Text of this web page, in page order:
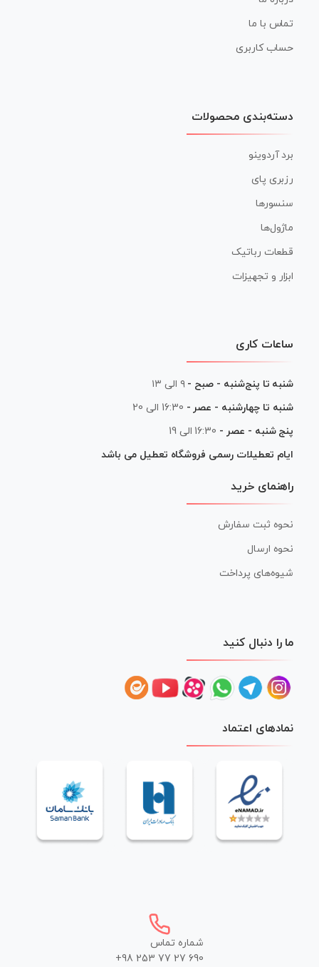
تماس با ما
حساب کاربری
دسته‌بندی محصولات
برد آردوینو
رزبری پای
سنسورها
ماژول‌ها
قطعات رباتیک
ابزار و تجهیزات
ساعات کاری
شنبه تا پنج‌شنبه - صبح - ۹ الی ۱۳
شنبه تا چهارشنبه - عصر - 16:30 الی 20
پنج شنبه - عصر - 16:30 الی 19
ایام تعطیلات رسمی فروشگاه تعطیل می باشد
راهنمای خرید
نحوه ثبت سفارش
نحوه ارسال
شیوه‌های پرداخت
ما را دنبال کنید
نمادهای اعتماد
شماره تماس
+98 253 77 27 690